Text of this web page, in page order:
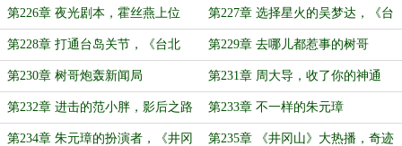
野心 仁杰》
第226章 夜光剧本，霍丝燕上位 第227章 选择星火的吴梦达，《台
北行》海选结束
第228章 打通台岛关节，《台北
行》正式开拍
第229章 去哪儿都惹事的树哥
第230章 树哥炮轰新闻局 第231章 周大导，收了你的神通
吧！
第232章 进击的范小胖，影后之路 第233章 不一样的朱元璋
第234章 朱元璋的扮演者，《井冈 第235章 《井冈山》大热播，奇迹